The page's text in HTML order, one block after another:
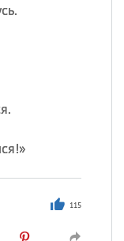
115
день
битвы при
, Афанасий,Борис